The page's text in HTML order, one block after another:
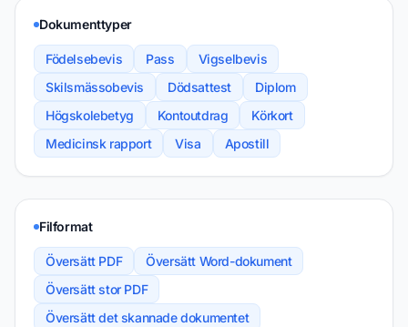
Dokumenttyper
Födelsebevis Pass
Vigselbevis
Skilsmässobevis
Dödsattest
Diplom
Högskolebetyg
Kontoutdrag
Körkort
Medicinsk rapport
Visa Apostill
Filformat
Översätt PDF
Översätt Word-dokument
Översätt stor PDF
Översätt det skannade dokumentet